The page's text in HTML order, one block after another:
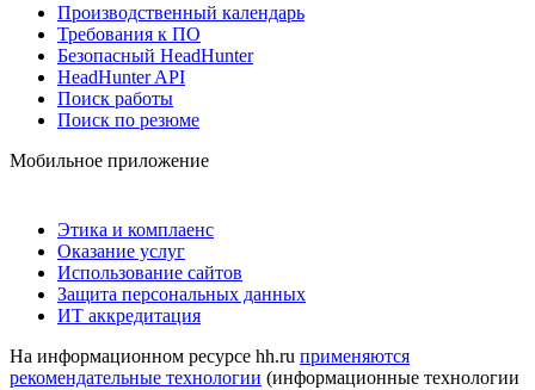
Производственный календарь
Требования к ПО
Безопасный HeadHunter
HeadHunter API
Поиск работы
Поиск по резюме
Мобильное приложение
Этика и комплаенс
Оказание услуг
Использование сайтов
Защита персональных данных
ИТ аккредитация
На информационном ресурсе hh.ru применяются
рекомендательные технологии (информационные технологии